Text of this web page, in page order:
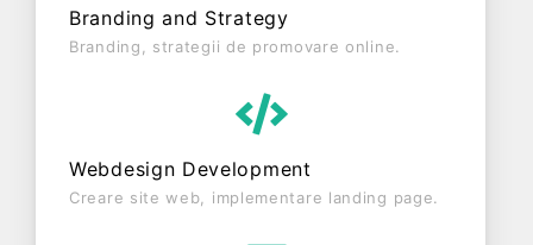
Branding and Strategy
Branding, strategii de promovare online.
Webdesign Development
Creare site web, implementare landing page.